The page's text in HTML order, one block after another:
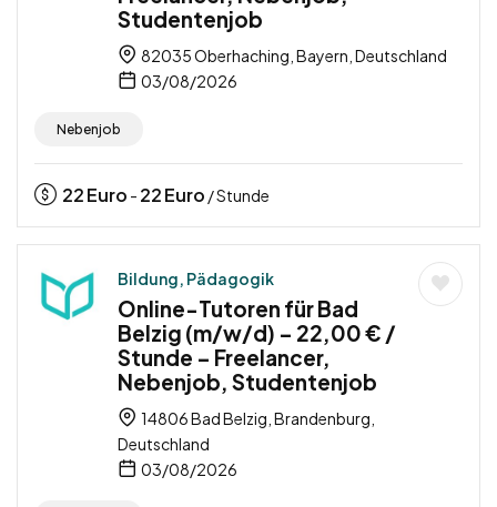
Studentenjob
82035 Oberhaching, Bayern, Deutschland
03/08/2026
Nebenjob
22Euro - 22Euro / Stunde
Bildung, Pädagogik
Online-Tutoren für Bad
Belzig (m/w/d) – 22,00 € /
Stunde – Freelancer,
Nebenjob, Studentenjob
14806 Bad Belzig, Brandenburg,
Deutschland
03/08/2026